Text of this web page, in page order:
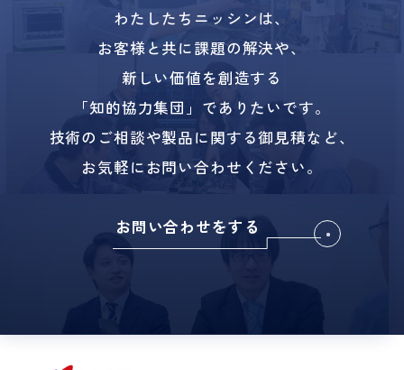
わたしたちニッシンは、
お客様と共に課題の解決や、
新しい価値を創造する
「知的協力集団」でありたいです。
技術のご相談や製品に関する御見積など、
お気軽にお問い合わせください。
お問い合わせをする